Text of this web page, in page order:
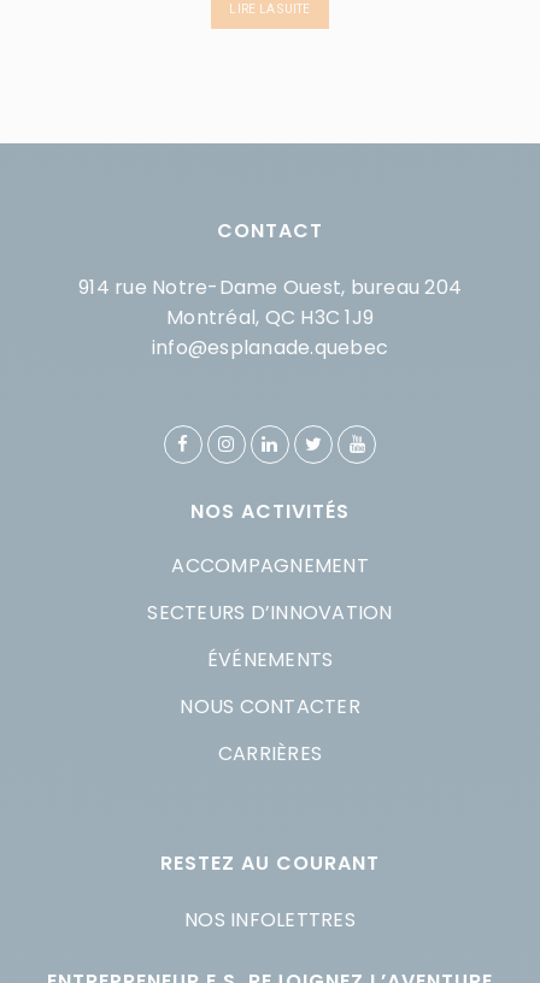
LIRE LA SUITE
CONTACT
914 rue Notre-Dame Ouest, bureau 204
Montréal, QC H3C 1J9
info@esplanade.quebec
NOS ACTIVITÉS
ACCOMPAGNEMENT
SECTEURS D’INNOVATION
ÉVÉNEMENTS
NOUS CONTACTER
CARRIÈRES
RESTEZ AU COURANT
NOS INFOLETTRES